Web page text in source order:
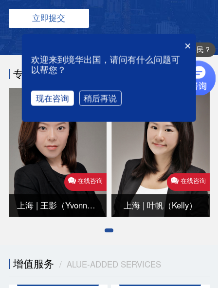
专业团队 / TEAM
上海 | 王影（Yvonne）
在线咨询
上海 | 叶帆（Kelly）
在线咨询
增值服务 / ALUE-ADDED SERVICES
办理哪些国家的移民？
你们是怎么收费的呢
×
欢迎来到境华出国，请问有什么问题可
以帮您？
现在咨询 稍后再说